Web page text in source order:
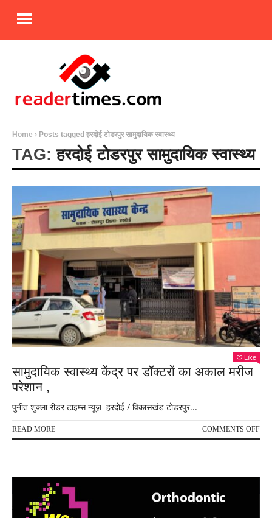
Home Posts tagged हरदोई टोडरपुर सामुदायिक स्वास्थ्य
TAG:हरदोई टोडरपुर सामुदायिक स्वास्थ्य
Like
सामुदायिक स्वास्थ्य केंद्र पर डॉक्टरों का अकाल मरीज
परेशान ,
पुनीत शुक्ला रीडर टाइम्स न्यूज़ हरदोई / विकासखंड टोडरपुर...
READ MORE COMMENTS OFFON
पर